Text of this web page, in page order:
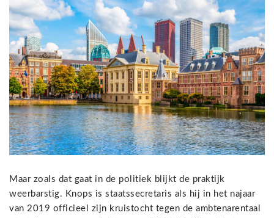
Maar zoals dat gaat in de politiek blijkt de praktijk
weerbarstig. Knops is staatssecretaris als hij in het najaar
van 2019 officieel zijn kruistocht tegen de ambtenarentaal